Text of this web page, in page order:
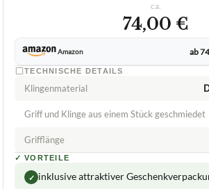
ca.
74,00 €
Amazon ab
TECHNISCHE DETAILS
Klingenmaterial
Griff und Klinge aus einem Stück geschmiedet
Grifflänge
✓ VORTEILE
✓ inklusive attraktiver